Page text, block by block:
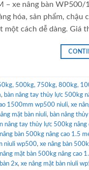
– xe nâng bàn
hóa, sản phẩm,
một cách dễ dàng. Giá
500kg, 750kg, 800kg,
, bàn nâng tay thủy lực 500kg
1500mm wp500 niuli, xe
mặt bàn niuli, bàn nâng
nâng tay thủy lực 500kg
bàn 500kg nâng cao 1.5
niuli wp500, xe nâng bàn
mặt bàn 500kg nâng cao
2x, xe nâng mặt bàn niuli